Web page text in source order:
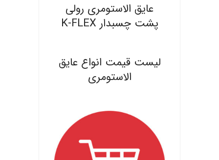
عایق الاستومری رولی
پشت چسبدار K-FLEX
لیست قیمت انواع عایق
الاستومری